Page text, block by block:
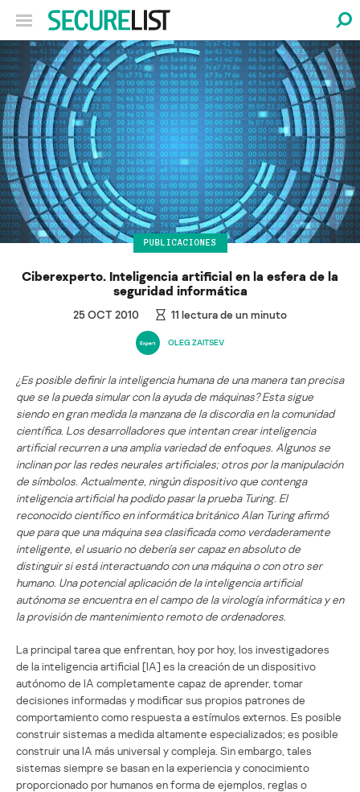
PUBLICACIONES
Ciberexperto. Inteligencia artificial en la esfera de la
seguridad informática
25 OCT 2010 11 lectura de un minuto
OLEG ZAITSEV
¿Es posible definir la inteligencia humana de una manera tan precisa
que se la pueda simular con la ayuda de máquinas? Esta sigue
siendo en gran medida la manzana de la discordia en la comunidad
científica. Los desarrolladores que intentan crear inteligencia
artificial recurren a una amplia variedad de enfoques. Algunos se
inclinan por las redes neurales artificiales; otros por la manipulación
de símbolos. Actualmente, ningún dispositivo que contenga
inteligencia artificial ha podido pasar la prueba Turing. El
reconocido científico en informática británico Alan Turing afirmó
que para que una máquina sea clasificada como verdaderamente
inteligente, el usuario no debería ser capaz en absoluto de
distinguir si está interactuando con una máquina o con otro ser
humano. Una potencial aplicación de la inteligencia artificial
autónoma se encuentra en el campo de la virología informática y en
la provisión de mantenimiento remoto de ordenadores.
La principal tarea que enfrentan, hoy por hoy, los investigadores
de la inteligencia artificial [IA] es la creación de un dispositivo
autónomo de IA completamente capaz de aprender, tomar
decisiones informadas y modificar sus propios patrones de
comportamiento como respuesta a estímulos externos. Es posible
construir sistemas a medida altamente especializados; es posible
construir una IA más universal y compleja. Sin embargo, tales
sistemas siempre se basan en la experiencia y conocimiento
proporcionado por humanos en forma de ejemplos, reglas o